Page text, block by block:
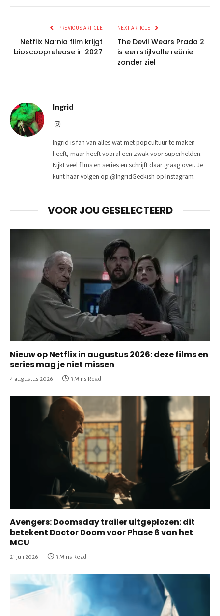
PREVIOUS ARTICLE
Netflix Narnia film krijgt
bioscooprelease in 2027
NEXT ARTICLE
The Devil Wears Prada 2
is een stijlvolle reünie
zonder ziel
Ingrid
Instagram
Ingrid is fan van alles wat met popcultuur te maken
heeft, maar heeft vooral een zwak voor superhelden.
Kijkt veel films en series en schrijft daar graag over. Je
kunt haar volgen op @IngridGeekish op Instagram.
VOOR JOU GESELECTEERD
Nieuw op Netflix in augustus 2026: deze films en
series mag je niet missen
4 augustus 2026 3 Mins Read
Avengers: Doomsday trailer uitgeplozen: dit
betekent Doctor Doom voor Phase 6 van het
MCU
21 juli 2026 3 Mins Read